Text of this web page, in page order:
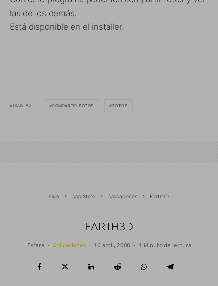
las de los demás.
Está disponible en el installer.
ETIQUETAS COMPARTIR FOTOS FOTOS
Inicio App Store Aplicaciones Earth3D
EARTH3D
Esfera · Aplicaciones · 10 abril, 2008 · 1 Minuto de lectura